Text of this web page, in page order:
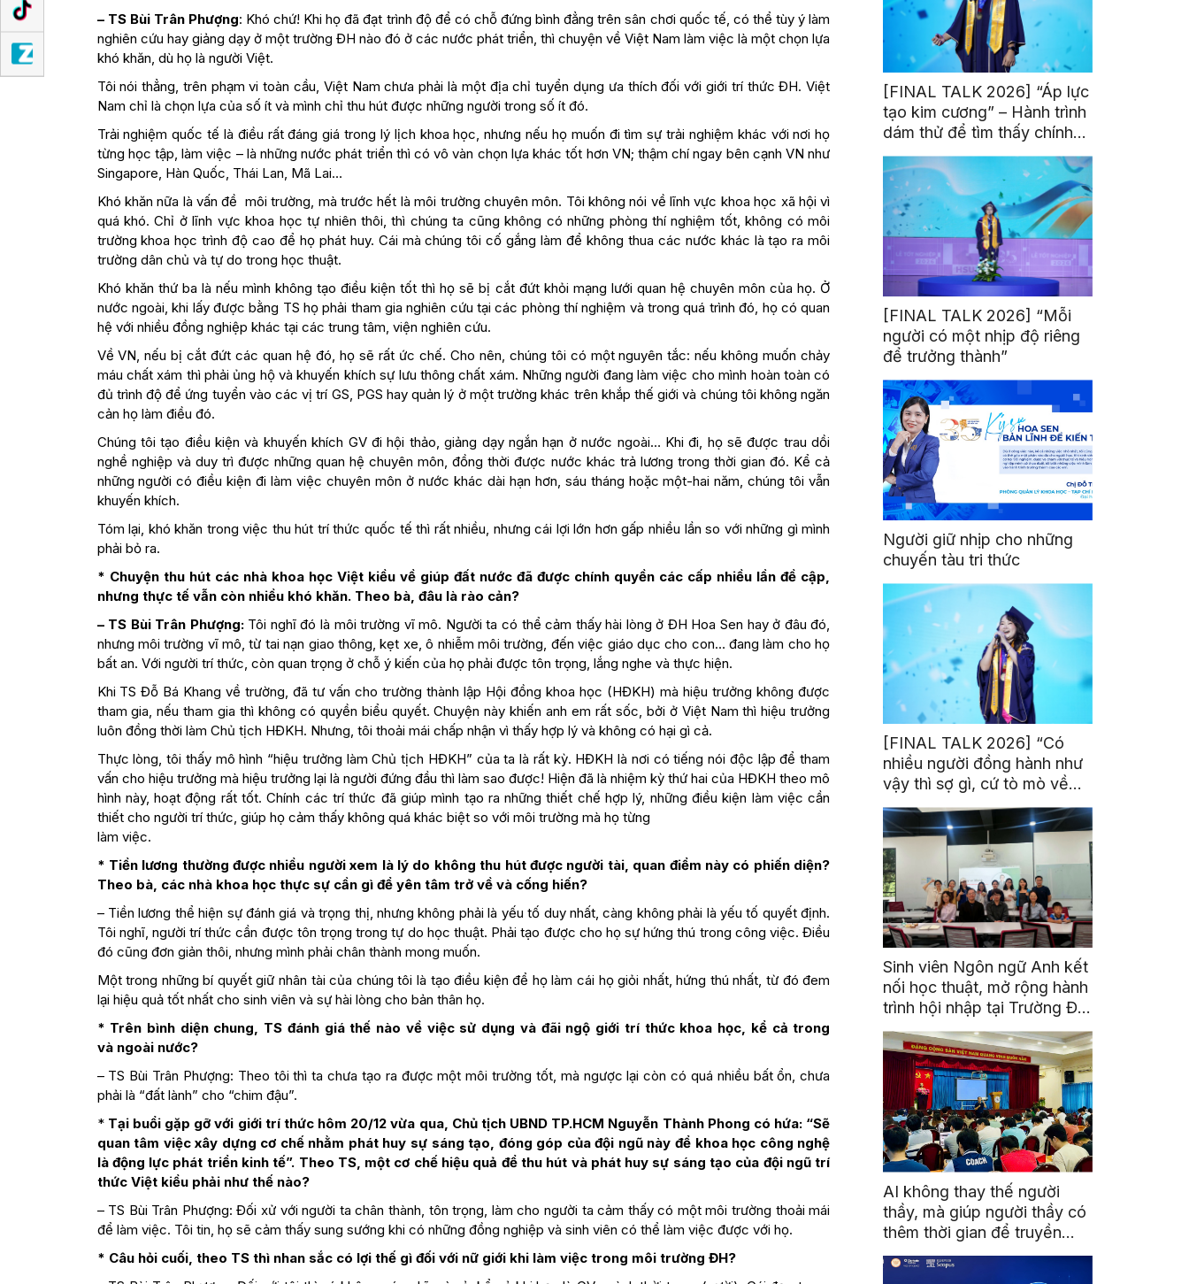
– TS Bùi Trân Phượng: Khó chứ! Khi họ đã đạt trình độ để có chỗ đứng bình đẳng trên sân chơi quốc tế, có thể tùy ý làm
nghiên cứu hay giảng dạy ở một trường ĐH nào đó ở các nước phát triển, thì chuyện về Việt Nam làm việc là một chọn lựa
khó khăn, dù họ là người Việt.
Tôi nói thẳng, trên phạm vi toàn cầu, Việt Nam chưa phải là một địa chỉ tuyển dụng ưa thích đối với giới trí thức ĐH. Việt
Nam chỉ là chọn lựa của số ít và mình chỉ thu hút được những người trong số ít đó.
Trải nghiệm quốc tế là điều rất đáng giá trong lý lịch khoa học, nhưng nếu họ muốn đi tìm sự trải nghiệm khác với nơi họ
từng học tập, làm việc – là những nước phát triển thì có vô vàn chọn lựa khác tốt hơn VN; thậm chí ngay bên cạnh VN như
Singapore, Hàn Quốc, Thái Lan, Mã Lai…
Khó khăn nữa là vấn đề môi trường, mà trước hết là môi trường chuyên môn. Tôi không nói về lĩnh vực khoa học xã hội vì
quá khó. Chỉ ở lĩnh vực khoa học tự nhiên thôi, thì chúng ta cũng không có những phòng thí nghiệm tốt, không có môi
trường khoa học trình độ cao để họ phát huy. Cái mà chúng tôi cố gắng làm để không thua các nước khác là tạo ra môi
trường dân chủ và tự do trong học thuật.
Khó khăn thứ ba là nếu mình không tạo điều kiện tốt thì họ sẽ bị cắt đứt khỏi mạng lưới quan hệ chuyên môn của họ. Ở
nước ngoài, khi lấy được bằng TS họ phải tham gia nghiên cứu tại các phòng thí nghiệm và trong quá trình đó, họ có quan
hệ với nhiều đồng nghiệp khác tại các trung tâm, viện nghiên cứu.
Về VN, nếu bị cắt đứt các quan hệ đó, họ sẽ rất ức chế. Cho nên, chúng tôi có một nguyên tắc: nếu không muốn chảy
máu chất xám thì phải ủng hộ và khuyến khích sự lưu thông chất xám. Những người đang làm việc cho mình hoàn toàn có
đủ trình độ để ứng tuyển vào các vị trí GS, PGS hay quản lý ở một trường khác trên khắp thế giới và chúng tôi không ngăn
cản họ làm điều đó.
Chúng tôi tạo điều kiện và khuyến khích GV đi hội thảo, giảng dạy ngắn hạn ở nước ngoài… Khi đi, họ sẽ được trau dồi
nghề nghiệp và duy trì được những quan hệ chuyên môn, đồng thời được nước khác trả lương trong thời gian đó. Kể cả
những người có điều kiện đi làm việc chuyên môn ở nước khác dài hạn hơn, sáu tháng hoặc một-hai năm, chúng tôi vẫn
khuyến khích.
Tóm lại, khó khăn trong việc thu hút trí thức quốc tế thì rất nhiều, nhưng cái lợi lớn hơn gấp nhiều lần so với những gì mình
phải bỏ ra.
* Chuyện thu hút các nhà khoa học Việt kiều về giúp đất nước đã được chính quyền các cấp nhiều lần đề cập,
nhưng thực tế vẫn còn nhiều khó khăn. Theo bà, đâu là rào cản?
– TS Bùi Trân Phượng: Tôi nghĩ đó là môi trường vĩ mô. Người ta có thể cảm thấy hài lòng ở ĐH Hoa Sen hay ở đâu đó,
nhưng môi trường vĩ mô, từ tai nạn giao thông, kẹt xe, ô nhiễm môi trường, đến việc giáo dục cho con… đang làm cho họ
bất an. Với người trí thức, còn quan trọng ở chỗ ý kiến của họ phải được tôn trọng, lắng nghe và thực hiện.
Khi TS Đỗ Bá Khang về trường, đã tư vấn cho trường thành lập Hội đồng khoa học (HĐKH) mà hiệu trưởng không được
tham gia, nếu tham gia thì không có quyền biểu quyết. Chuyện này khiến anh em rất sốc, bởi ở Việt Nam thì hiệu trưởng
luôn đồng thời làm Chủ tịch HĐKH. Nhưng, tôi thoải mái chấp nhận vì thấy hợp lý và không có hại gì cả.
Thực lòng, tôi thấy mô hình “hiệu trưởng làm Chủ tịch HĐKH” của ta là rất kỳ. HĐKH là nơi có tiếng nói độc lập để tham
vấn cho hiệu trưởng mà hiệu trưởng lại là người đứng đầu thì làm sao được! Hiện đã là nhiệm kỳ thứ hai của HĐKH theo mô
hình này, hoạt động rất tốt. Chính các trí thức đã giúp mình tạo ra những thiết chế hợp lý, những điều kiện làm việc cần
thiết cho người trí thức, giúp họ cảm thấy không quá khác biệt so với môi trường mà họ từng
làm việc.
* Tiền lương thường được nhiều người xem là lý do không thu hút được người tài, quan điểm này có phiến diện?
Theo bà, các nhà khoa học thực sự cần gì để yên tâm trở về và cống hiến?
– Tiền lương thể hiện sự đánh giá và trọng thị, nhưng không phải là yếu tố duy nhất, càng không phải là yếu tố quyết định.
Tôi nghĩ, người trí thức cần được tôn trọng trong tự do học thuật. Phải tạo được cho họ sự hứng thú trong công việc. Điều
đó cũng đơn giản thôi, nhưng mình phải chân thành mong muốn.
Một trong những bí quyết giữ nhân tài của chúng tôi là tạo điều kiện để họ làm cái họ giỏi nhất, hứng thú nhất, từ đó đem
lại hiệu quả tốt nhất cho sinh viên và sự hài lòng cho bản thân họ.
* Trên bình diện chung, TS đánh giá thế nào về việc sử dụng và đãi ngộ giới trí thức khoa học, kể cả trong
và ngoài nước?
– TS Bùi Trân Phượng: Theo tôi thì ta chưa tạo ra được một môi trường tốt, mà ngược lại còn có quá nhiều bất ổn, chưa
phải là “đất lành” cho “chim đậu”.
*Tại buổi gặp gỡ với giới trí thức hôm 20/12 vừa qua, Chủ tịch UBND TP.HCM Nguyễn Thành Phong có hứa: “Sẽ
quan tâm việc xây dựng cơ chế nhằm phát huy sự sáng tạo, đóng góp của đội ngũ này để khoa học công nghệ
là động lực phát triển kinh tế”. Theo TS, một cơ chế hiệu quả để thu hút và phát huy sự sáng tạo của đội ngũ trí
thức Việt kiều phải như thế nào?
– TS Bùi Trân Phượng: Đối xử với người ta chân thành, tôn trọng, làm cho người ta cảm thấy có một môi trường thoải mái
để làm việc. Tôi tin, họ sẽ cảm thấy sung sướng khi có những đồng nghiệp và sinh viên có thể làm việc được với họ.
* Câu hỏi cuối, theo TS thì nhan sắc có lợi thế gì đối với nữ giới khi làm việc trong môi trường ĐH?
[FINAL TALK 2026] “Áp lực
tạo kim cương” – Hành trình
dám thử để tìm thấy chính
mình
[FINAL TALK 2026] “Mỗi
người có một nhịp độ riêng
để trưởng thành”
Người giữ nhịp cho những
chuyến tàu tri thức
[FINAL TALK 2026] “Có
nhiều người đồng hành như
vậy thì sợ gì, cứ tò mò về
thế giới thôi”
Sinh viên Ngôn ngữ Anh kết
nối học thuật, mở rộng hành
trình hội nhập tại Trường Đại
học Quốc gia Malaysia
AI không thay thế người
thầy, mà giúp người thầy có
thêm thời gian để truyền
cảm hứng